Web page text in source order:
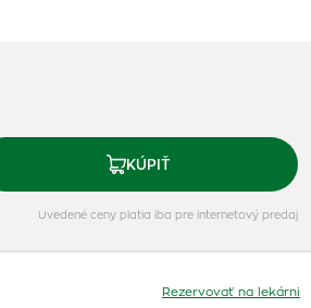
KÚPIŤ
Uvedené ceny platia iba pre internetový predaj
Rezervovať na lekárni